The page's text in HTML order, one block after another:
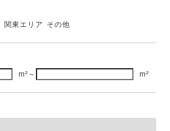
関東エリア その他
m² ～ m²